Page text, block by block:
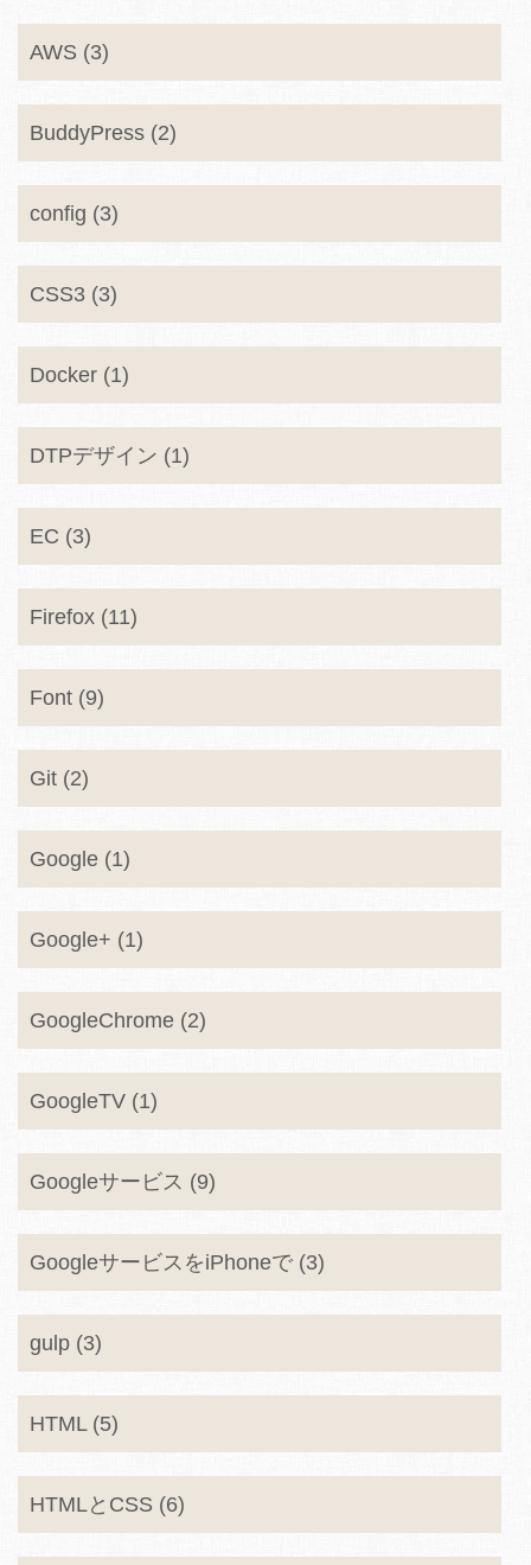
AWS (3)
BuddyPress (2)
config (3)
CSS3 (3)
Docker (1)
DTPデザイン (1)
EC (3)
Firefox (11)
Font (9)
Git (2)
Google (1)
Google+ (1)
GoogleChrome (2)
GoogleTV (1)
Googleサービス (9)
GoogleサービスをiPhoneで (3)
gulp (3)
HTML (5)
HTMLとCSS (6)